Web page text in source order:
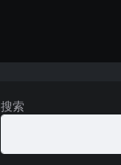
搜索